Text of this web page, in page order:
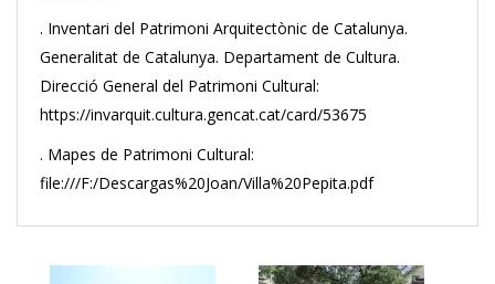
. Inventari del Patrimoni Arquitectònic de Catalunya.
Generalitat de Catalunya. Departament de Cultura.
Direcció General del Patrimoni Cultural:
https://invarquit.cultura.gencat.cat/card/53675
. Mapes de Patrimoni Cultural:
file:///F:/Descargas%20Joan/Villa%20Pepita.pdf